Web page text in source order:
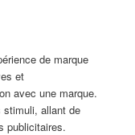
de marque
et
avec une marque.
stimuli, allant de
publicitaires.